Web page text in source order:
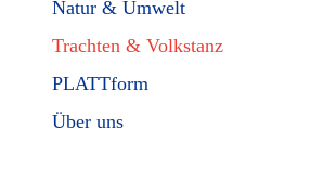
Natur & Umwelt
Trachten & Volkstanz
PLATTform
Über uns